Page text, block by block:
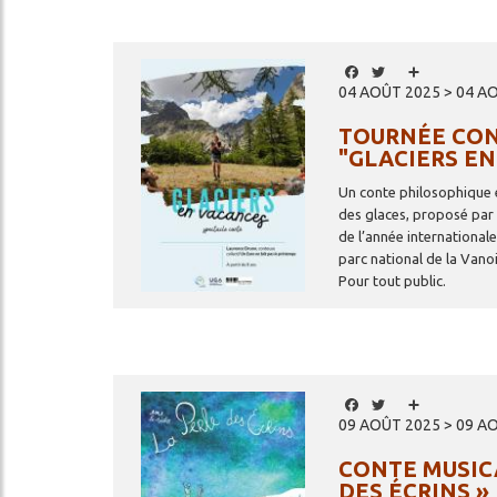
LES GARDIENS
OSEZ L'EXPÉRIENCE "
Facebook
Twitter
04 AOÛT 2025 > 04
TOURNÉE
"GLACIERS
Un conte
des glaces, proposé par
de l’année
parc national de la
Pour tout public.
Image Facebook
Twitter
09 AOÛT 2025 > 09
CONTE
DES ÉCRINS »